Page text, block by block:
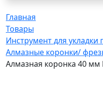
Главная
Товары
Инструмент для укладки
Алмазные коронки/
Алмазная коронка 40